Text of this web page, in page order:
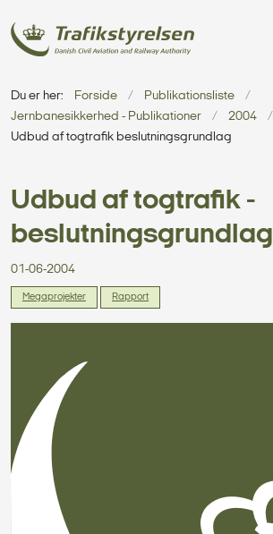
Du er her: Forside
Publikationsliste
Jernbanesikkerhed - Publikationer
2004
Udbud af togtrafik beslutningsgrundlag
Udbud af togtrafik -
beslutningsgrundlag
01-06-2004
Megaprojekter Rapport